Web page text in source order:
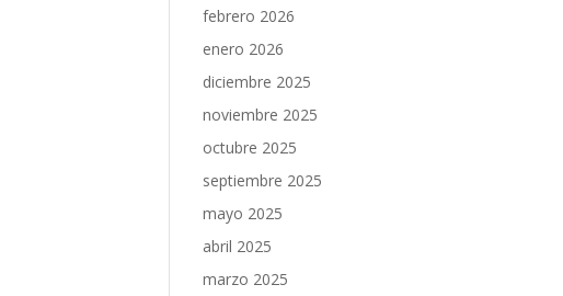
febrero 2026
enero 2026
diciembre 2025
noviembre 2025
octubre 2025
septiembre 2025
mayo 2025
abril 2025
marzo 2025